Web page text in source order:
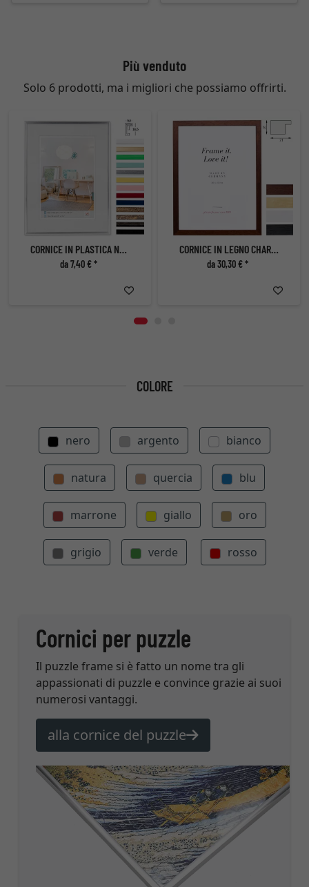
Più venduto
Solo 6 prodotti, ma i migliori che possiamo offrirti.
CORNICE IN PLASTICA NEW LIFESTYLE
da 7,40 € *
CORNICE IN LEGNO CHARTRES
da 30,30 € *
COLORE
nero argento bianco
natura quercia blu
marrone giallo oro
grigio verde rosso
Cornici per puzzle
Il puzzle frame si è fatto un nome tra gli
appassionati di puzzle e convince grazie ai suoi
numerosi vantaggi.
alla cornice del puzzle